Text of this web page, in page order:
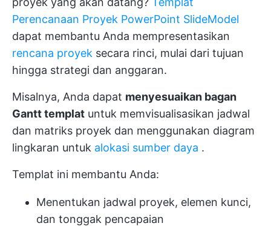
Perencanaan Proyek PowerPoint SlideModel
dapat membantu Anda mempresentasikan
rencana proyek secara rinci, mulai dari tujuan
hingga strategi dan anggaran.
Misalnya, Anda dapat menyesuaikan bagan
Gantt templat untuk memvisualisasikan jadwal
dan matriks proyek dan menggunakan diagram
lingkaran untuk alokasi sumber daya .
Templat ini membantu Anda:
Menentukan jadwal proyek, elemen kunci,
dan tonggak pencapaian